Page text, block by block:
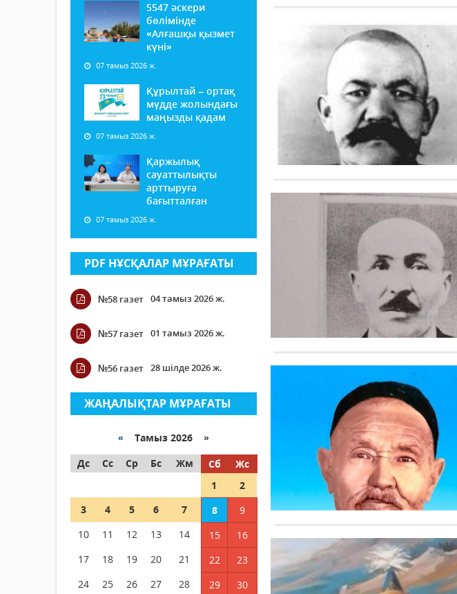
5547 әскери
бөлімінде
«Алғашқы қызмет
күні»
07 тамыз 2026 ж.
Құрылтай – ортақ
мүдде жолындағы
маңызды қадам
07 тамыз 2026 ж.
Қаржылық
сауаттылықты
арттыруға
бағытталған
07 тамыз 2026 ж.
PDF НҰСҚАЛАР МҰРАҒАТЫ
№58 газет 04 тамыз 2026 ж.
№57 газет 01 тамыз 2026 ж.
№56 газет 28 шілде 2026 ж.
ЖАҢАЛЫҚТАР МҰРАҒАТЫ
« Тамыз 2026 »
Дс
Сс Ср Бс Жм Сб
Жс
1
2
3
4 5 6 7 8
9
10
11 12 13 14 15
16
17
18 19 20 21 22
23
24
25 26 27 28 29 30